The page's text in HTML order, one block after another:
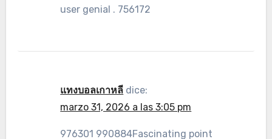
user genial . 756172
แทงบอลเกาหลี dice:
marzo 31, 2026 a las 3:05 pm
976301 990884Fascinating point